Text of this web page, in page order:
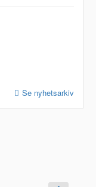
Se nyhetsarkiv